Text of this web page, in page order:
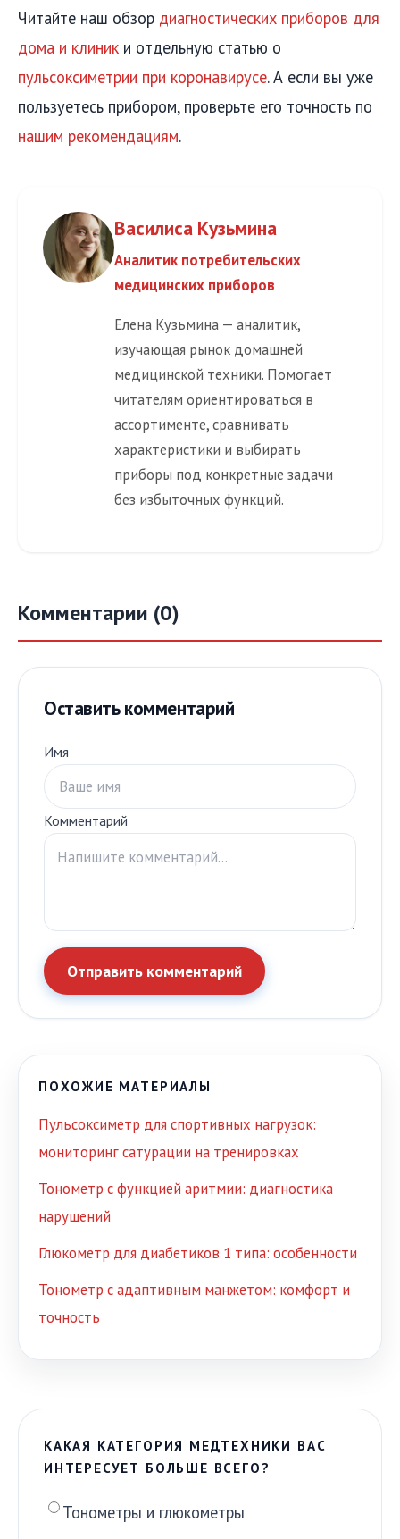
Читайте наш обзор диагностических приборов для
дома и клиник и отдельную статью о
пульсоксиметрии при коронавирусе. А если вы уже
пользуетесь прибором, проверьте его точность по
нашим рекомендациям.
Василиса Кузьмина
Аналитик потребительских
медицинских приборов
Елена Кузьмина — аналитик,
изучающая рынок домашней
медицинской техники. Помогает
читателям ориентироваться в
ассортименте, сравнивать
характеристики и выбирать
приборы под конкретные задачи
без избыточных функций.
Комментарии (0)
Оставить комментарий
Имя
Комментарий
Отправить комментарий
ПОХОЖИЕ МАТЕРИАЛЫ
Пульсоксиметр для спортивных нагрузок:
мониторинг сатурации на тренировках
Тонометр с функцией аритмии: диагностика
нарушений
Глюкометр для диабетиков 1 типа: особенности
Тонометр с адаптивным манжетом: комфорт и
точность
КАКАЯ КАТЕГОРИЯ МЕДТЕХНИКИ ВАС
ИНТЕРЕСУЕТ БОЛЬШЕ ВСЕГО?
Тонометры и глюкометры